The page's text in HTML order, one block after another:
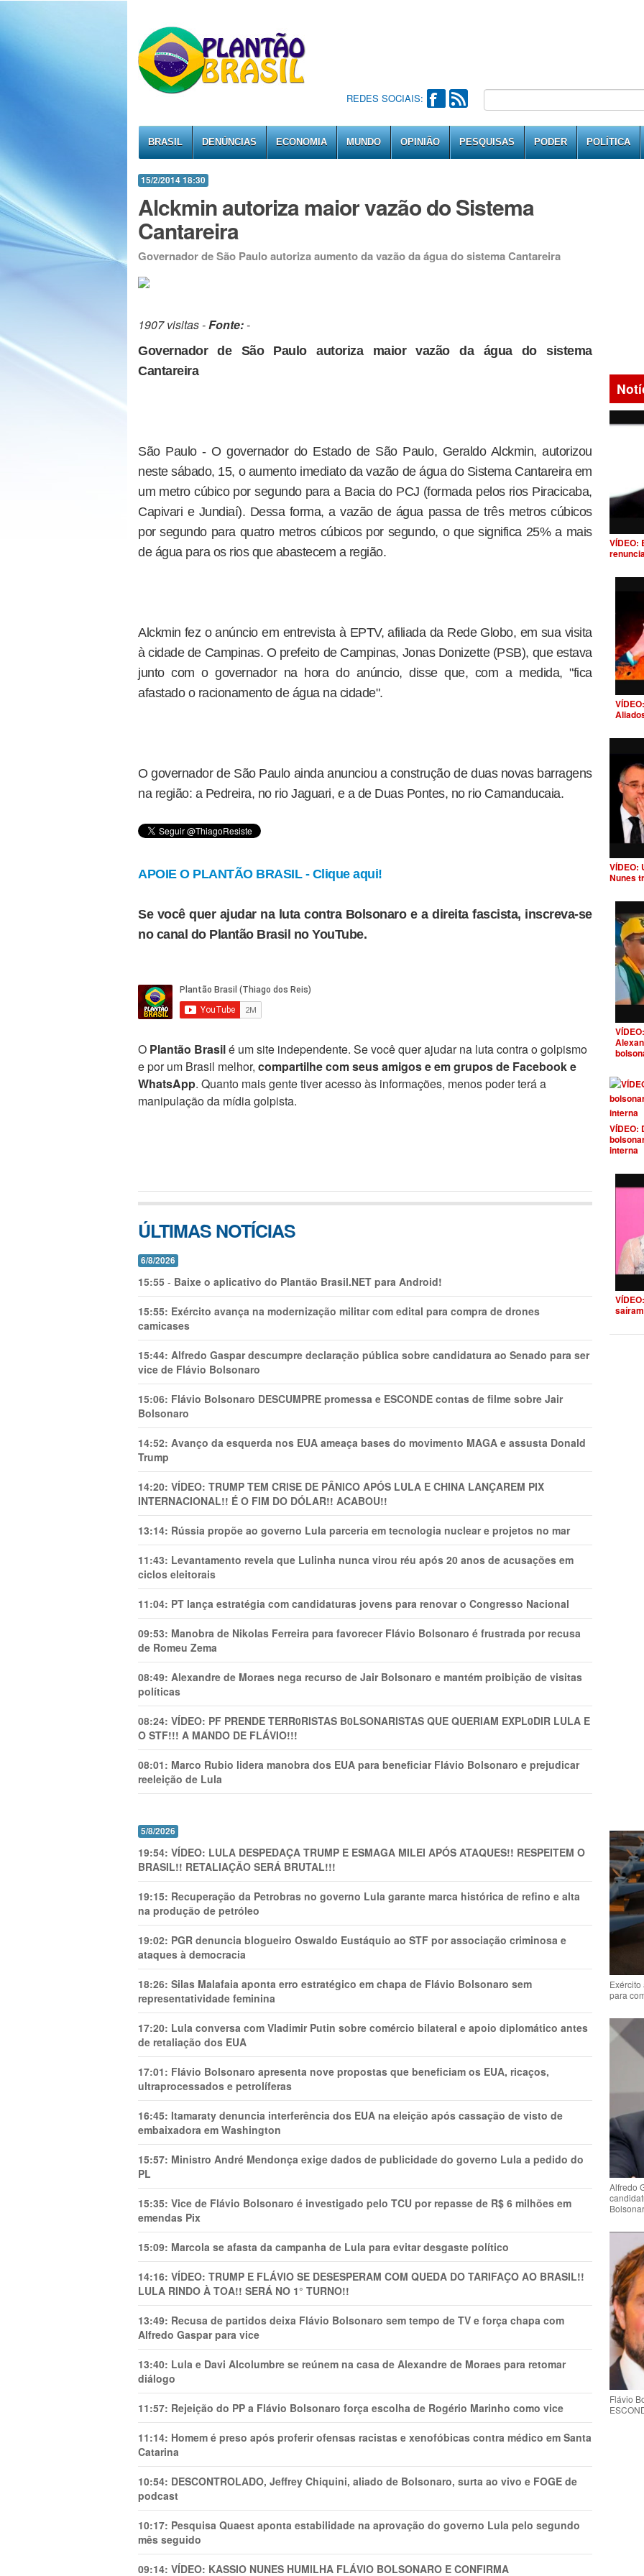
REDES SOCIAIS:
BRASIL DENÚNCIAS ECONOMIA MUNDO OPINIÃO PESQUISAS PODER POLÍTICA
15/2/2014 18:30
Alckmin autoriza maior vazão do Sistema
Cantareira
Governador de São Paulo autoriza aumento da vazão da água do sistema Cantareira
1907 visitas -Fonte:-
Governador de São Paulo autoriza maior vazão da água do sistema
Cantareira
São Paulo - O governador do Estado de São Paulo, Geraldo Alckmin, autorizou
neste sábado, 15, o aumento imediato da vazão de água do Sistema Cantareira em
um metro cúbico por segundo para a Bacia do PCJ (formada pelos rios Piracicaba,
Capivari e Jundiaí). Dessa forma, a vazão de água passa de três metros cúbicos
por segundo para quatro metros cúbicos por segundo, o que significa 25% a mais
de água para os rios que abastecem a região.
Alckmin fez o anúncio em entrevista à EPTV, afiliada da Rede Globo, em sua visita
à cidade de Campinas. O prefeito de Campinas, Jonas Donizette (PSB), que estava
junto com o governador na hora do anúncio, disse que, com a medida, "fica
afastado o racionamento de água na cidade".
O governador de São Paulo ainda anunciou a construção de duas novas barragens
na região: a Pedreira, no rio Jaguari, e a de Duas Pontes, no rio Camanducaia.
APOIE O PLANTÃO BRASIL - Clique aqui!
Se você quer ajudar na luta contra Bolsonaro e a direita fascista, inscreva-se
no canal do Plantão Brasil no YouTube.
O Plantão Brasilé um site independente. Se você quer ajudar na luta contra o golpismo
e por um Brasil melhor, compartilhe com seus amigos e em grupos de Facebook e
WhatsApp. Quanto mais gente tiver acesso às informações, menos poder terá a
manipulação da mídia golpista.
ÚLTIMAS NOTÍCIAS
6/8/2026
15:55 - Baixe o aplicativo do Plantão Brasil.NET para Android!
15:55: Exército avança na modernização militar com edital para compra de drones
camicases
15:44: Alfredo Gaspar descumpre declaração pública sobre candidatura ao Senado para ser
vice de Flávio Bolsonaro
15:06: Flávio Bolsonaro DESCUMPRE promessa e ESCONDE contas de filme sobre Jair
Bolsonaro
14:52: Avanço da esquerda nos EUA ameaça bases do movimento MAGA e assusta Donald
Trump
14:20: VÍDEO: TRUMP TEM CRlSE DE PÂNlCO APÓS LULA E CHINA LANÇAREM PIX
INTERNACIONAL!! É O FIM DO DÓLAR!! ACABOU!!
13:14: Rússia propõe ao governo Lula parceria em tecnologia nuclear e projetos no mar
11:43: Levantamento revela que Lulinha nunca virou réu após 20 anos de acusações em
ciclos eleitorais
11:04: PT lança estratégia com candidaturas jovens para renovar o Congresso Nacional
09:53: Manobra de Nikolas Ferreira para favorecer Flávio Bolsonaro é frustrada por recusa
de Romeu Zema
08:49: Alexandre de Moraes nega recurso de Jair Bolsonaro e mantém proibição de visitas
políticas
08:24: VÍDEO: PF PRENDE TERR0RlSTAS B0LSONARlSTAS QUE QUERIAM EXPL0DlR LULA E
O STF!!! A MANDO DE FLÁVIO!!!
08:01: Marco Rubio lidera manobra dos EUA para beneficiar Flávio Bolsonaro e prejudicar
reeleição de Lula
5/8/2026
19:54: VÍDEO: LULA DESPEDAÇA TRUMP E ESMAGA MILEI APÓS ATAQUES!! RESPEITEM O
BRASIL!! RETALIAÇÃO SERÁ BRUTAL!!!
19:15: Recuperação da Petrobras no governo Lula garante marca histórica de refino e alta
na produção de petróleo
19:02: PGR denuncia blogueiro Oswaldo Eustáquio ao STF por associação criminosa e
ataques à democracia
18:26: Silas Malafaia aponta erro estratégico em chapa de Flávio Bolsonaro sem
representatividade feminina
17:20: Lula conversa com Vladimir Putin sobre comércio bilateral e apoio diplomático antes
de retaliação dos EUA
17:01: Flávio Bolsonaro apresenta nove propostas que beneficiam os EUA, ricaços,
ultraprocessados e petrolíferas
16:45: Itamaraty denuncia interferência dos EUA na eleição após cassação de visto de
embaixadora em Washington
15:57: Ministro André Mendonça exige dados de publicidade do governo Lula a pedido do
PL
15:35: Vice de Flávio Bolsonaro é investigado pelo TCU por repasse de R$ 6 milhões em
emendas Pix
15:09: Marcola se afasta da campanha de Lula para evitar desgaste político
14:16: VÍDEO: TRUMP E FLÁVIO SE DESESPERAM COM QUEDA DO TARIFAÇO AO BRASIL!!
LULA RINDO À TOA!! SERÁ NO 1° TURNO!!
13:49: Recusa de partidos deixa Flávio Bolsonaro sem tempo de TV e força chapa com
Alfredo Gaspar para vice
13:40: Lula e Davi Alcolumbre se reúnem na casa de Alexandre de Moraes para retomar
diálogo
11:57: Rejeição do PP a Flávio Bolsonaro força escolha de Rogério Marinho como vice
11:14: Homem é preso após proferir ofensas racistas e xenofóbicas contra médico em Santa
Catarina
10:54: DESCONTROLADO, Jeffrey Chiquini, aliado de Bolsonaro, surta ao vivo e FOGE de
podcast
10:17: Pesquisa Quaest aponta estabilidade na aprovação do governo Lula pelo segundo
mês seguido
09:14: VÍDEO: KASSIO NUNES HUMlLHA FLÁVIO BOLSONARO E CONFIRMA
VÍDEO:
VÍDEO:
Nunes
VÍDEO:
interna
para
Alfredo
Flávio